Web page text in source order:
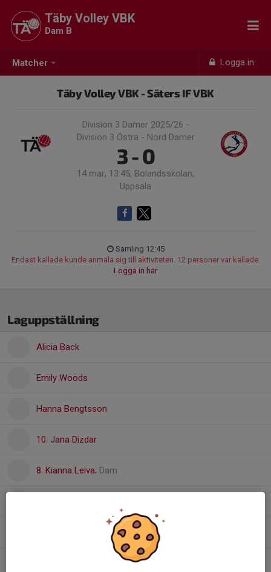
Matcher Logga in
Täby Volley VBK
Dam B
Täby Volley VBK - Säters IF VBK
Division 3 Damer 2025/26 -
Division 3 Östra - Nord Damer
3 - 0
14 mar, 13:45, Bolandsskolan,
Uppsala
Samling 12:45
Endast kallade kunde anmäla sig till aktiviteten. 12 personer var kallade.
Logga in här
Laguppställning
Alicia Back
Emily Woods
Hanna Bengtsson
10. Jana Dizdar
8. Kianna Leiva, Dam